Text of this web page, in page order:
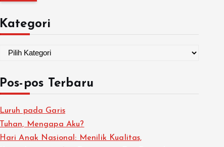
Kategori
Pos-pos Terbaru
Luruh pada Garis
Tuhan, Mengapa Aku?
Hari Anak Nasional: Menilik Kualitas,